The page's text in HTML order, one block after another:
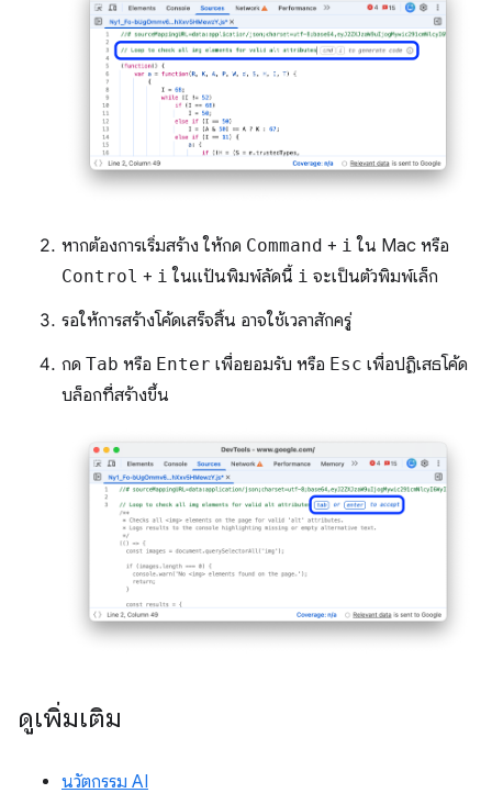
หากต้องการเริ่มสร้าง ให้กด Command + i ใน Mac หรือ
Control + i ในแป้นพิมพ์ลัดนี้ i จะเป็นตัวพิมพ์เล็ก
รอให้การสร้างโค้ดเสร็จสิ้น อาจใช้เวลาสักครู่
กด Tab หรือ Enter เพื่อยอมรับ หรือ Esc เพื่อปฏิเสธโค้ด
บล็อกที่สร้างขึ้น
ดูเพิ่มเติม
นวัตกรรม AI